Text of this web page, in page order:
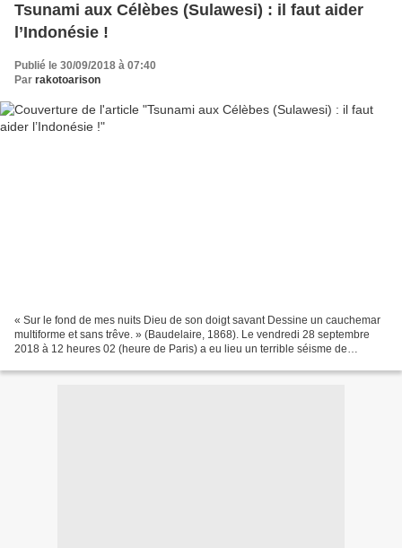
Tsunami aux Célèbes (Sulawesi) : il faut aider
l’Indonésie !
Publié le 30/09/2018 à 07:40
Par rakotoarison
« Sur le fond de mes nuits Dieu de son doigt savant Dessine un cauchemar
multiforme et sans trêve. » (Baudelaire, 1868). Le vendredi 28 septembre
2018 à 12 heures 02 (heure de Paris) a eu lieu un terrible séisme de